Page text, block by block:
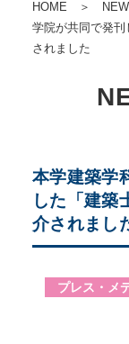
HOME ＞
学院が共同で発
されました
本学建築学
した「建築
介されまし
プレス・メ